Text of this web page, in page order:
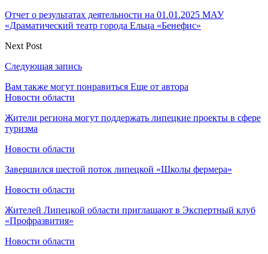
Отчет о результатах деятельности на 01.01.2025 МАУ
«Драматический театр города Ельца «Бенефис»
Next Post
Следующая запись
Вам также могут понравиться Еще от автора
Новости области
Жители региона могут поддержать липецкие проекты в сфере
туризма
Новости области
Завершился шестой поток липецкой «Школы фермера»
Новости области
Жителей Липецкой области приглашают в Экспертный клуб
«Профразвития»
Новости области